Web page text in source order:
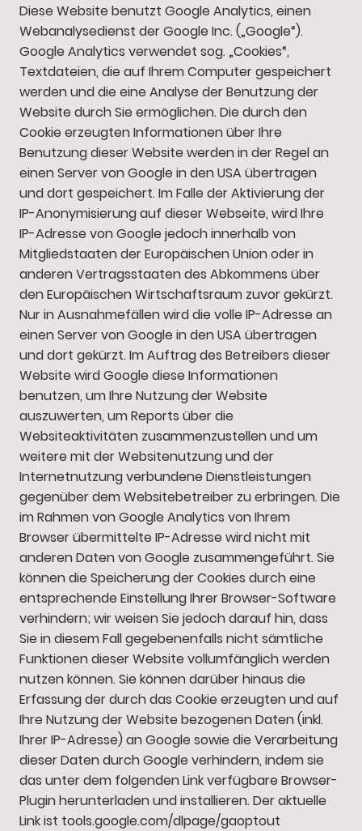
Diese Website benutzt Google Analytics, einen
Webanalysedienst der Google Inc. („Google“).
Google Analytics verwendet sog. „Cookies“,
Textdateien, die auf Ihrem Computer gespeichert
werden und die eine Analyse der Benutzung der
Website durch Sie ermöglichen. Die durch den
Cookie erzeugten Informationen über Ihre
Benutzung dieser Website werden in der Regel an
einen Server von Google in den USA übertragen
und dort gespeichert. Im Falle der Aktivierung der
IP-Anonymisierung auf dieser Webseite, wird Ihre
IP-Adresse von Google jedoch innerhalb von
Mitgliedstaaten der Europäischen Union oder in
anderen Vertragsstaaten des Abkommens über
den Europäischen Wirtschaftsraum zuvor gekürzt.
Nur in Ausnahmefällen wird die volle IP-Adresse an
einen Server von Google in den USA übertragen
und dort gekürzt. Im Auftrag des Betreibers dieser
Website wird Google diese Informationen
benutzen, um Ihre Nutzung der Website
auszuwerten, um Reports über die
Websiteaktivitäten zusammenzustellen und um
weitere mit der Websitenutzung und der
Internetnutzung verbundene Dienstleistungen
gegenüber dem Websitebetreiber zu erbringen. Die
im Rahmen von Google Analytics von Ihrem
Browser übermittelte IP-Adresse wird nicht mit
anderen Daten von Google zusammengeführt. Sie
können die Speicherung der Cookies durch eine
entsprechende Einstellung Ihrer Browser-Software
verhindern; wir weisen Sie jedoch darauf hin, dass
Sie in diesem Fall gegebenenfalls nicht sämtliche
Funktionen dieser Website vollumfänglich werden
nutzen können. Sie können darüber hinaus die
Erfassung der durch das Cookie erzeugten und auf
Ihre Nutzung der Website bezogenen Daten (inkl.
Ihrer IP-Adresse) an Google sowie die Verarbeitung
dieser Daten durch Google verhindern, indem sie
das unter dem folgenden Link verfügbare Browser-
Plugin herunterladen und installieren. Der aktuelle
Link ist tools.google.com/dlpage/gaoptout